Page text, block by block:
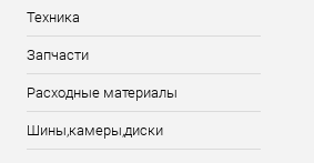
Техника
Запчасти
Расходные материалы
Шины,камеры,диски